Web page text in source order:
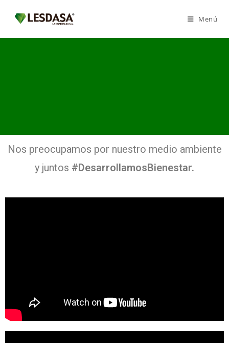
Menú
Nos preocupamos por nuestro medio ambiente
y juntos #DesarrollamosBienestar.